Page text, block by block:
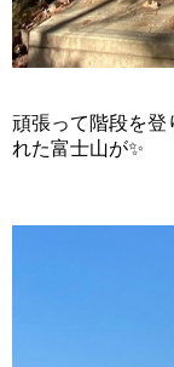
頑張って階段を登
れた富士山が✨